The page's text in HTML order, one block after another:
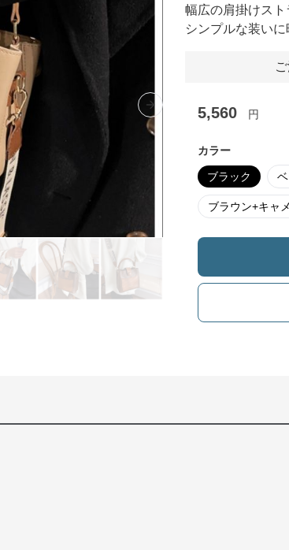
Next slide
幅広の肩掛けスト
シンプルな装い
5,560 円
カラー
ブラック
ブラウン+キャ